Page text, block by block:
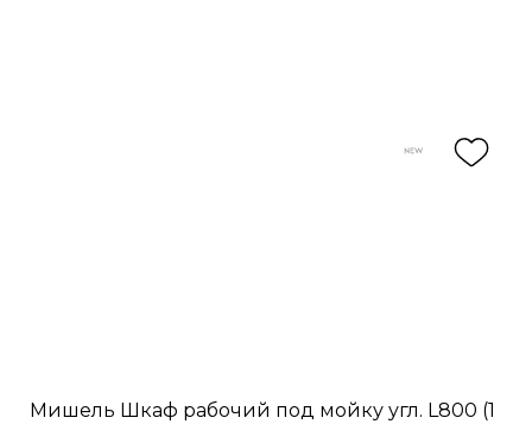
Мишель Шкаф рабочий под мойку угл. L800 (1